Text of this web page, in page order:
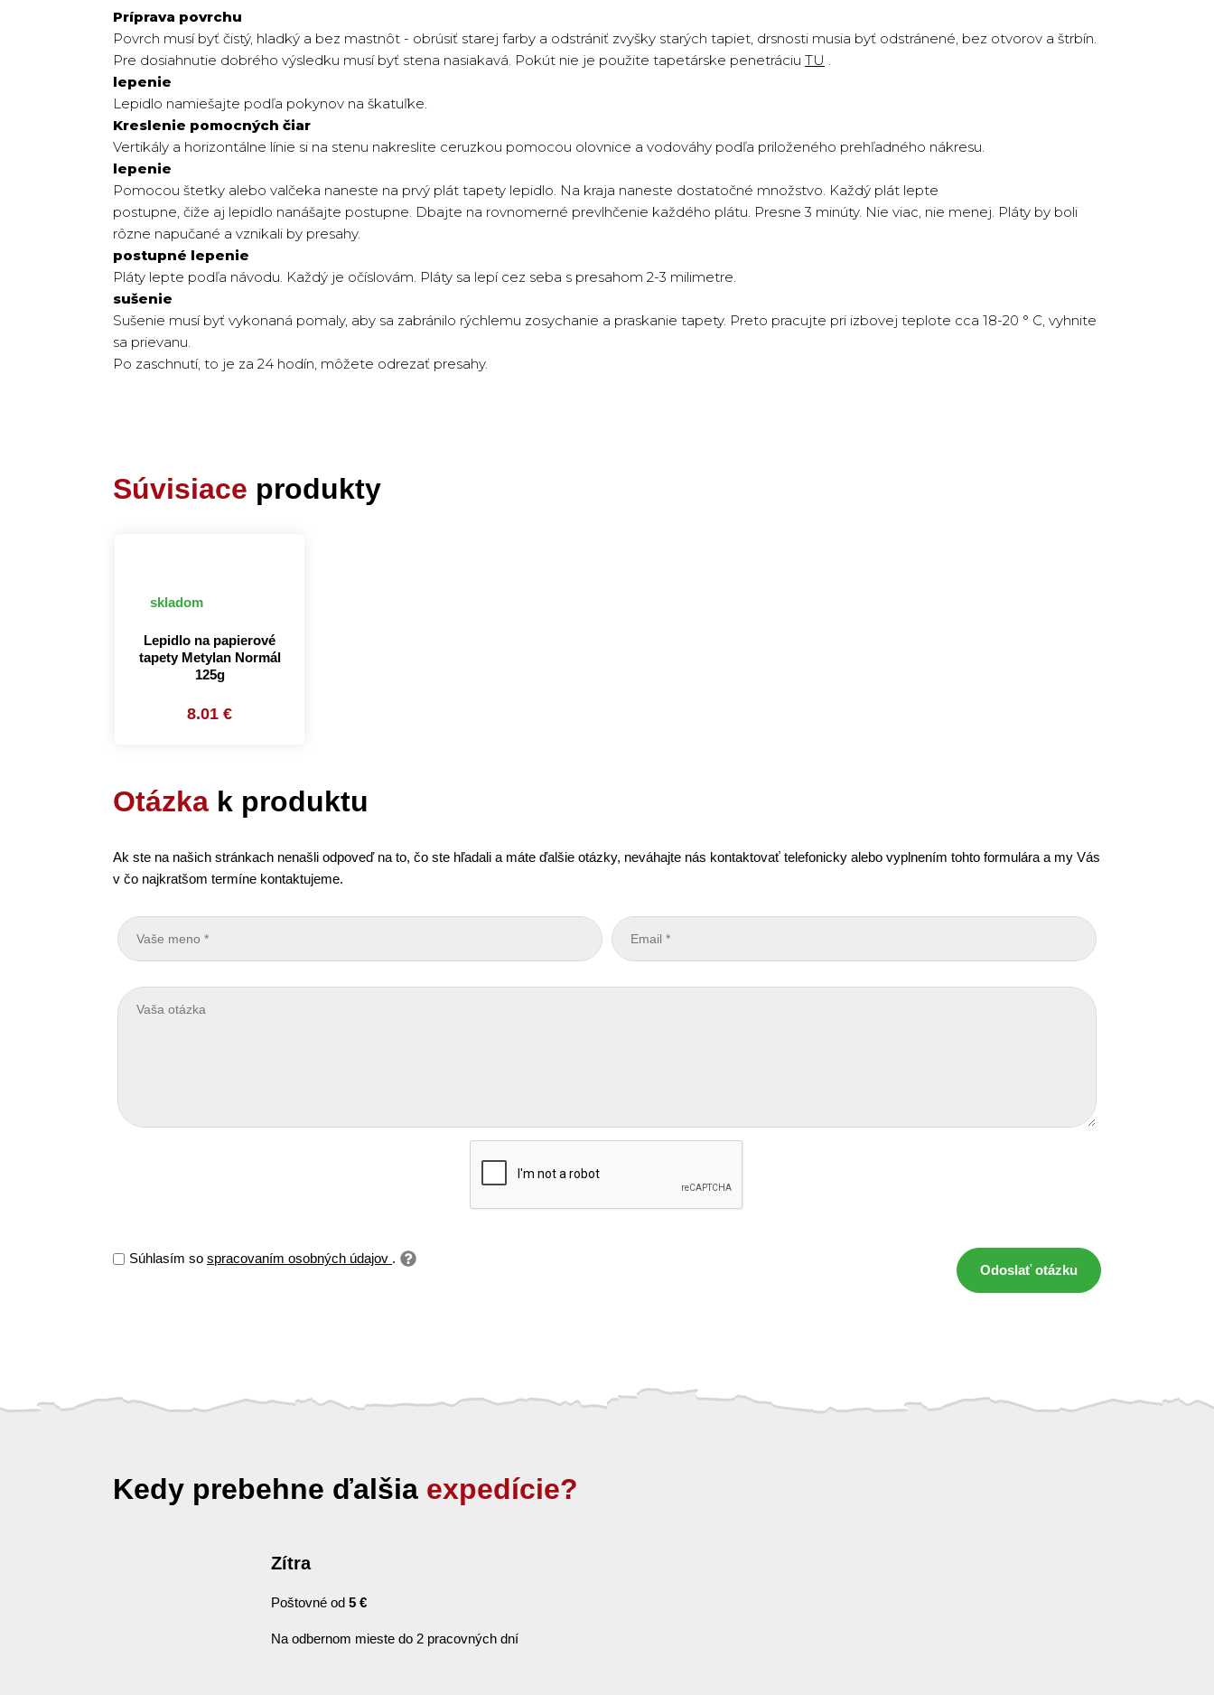
Príprava povrchu
Povrch musí byť čistý, hladký a bez mastnôt - obrúsiť starej farby a odstrániť zvyšky starých tapiet, drsnosti musia byť odstránené, bez otvorov a štrbín.
Pre dosiahnutie dobrého výsledku musí byť stena nasiakavá. Pokút nie je použite tapetárske penetráciu TU .
lepenie
Lepidlo namiešajte podľa pokynov na škatuľke.
Kreslenie pomocných čiar
Vertikály a horizontálne línie si na stenu nakreslite ceruzkou pomocou olovnice a vodováhy podľa priloženého prehľadného nákresu.
lepenie
Pomocou štetky alebo valčeka naneste na prvý plát tapety lepidlo. Na kraja naneste dostatočné množstvo. Každý plát lepte
postupne, čiže aj lepidlo nanášajte postupne. Dbajte na rovnomerné prevlhčenie každého plátu. Presne 3 minúty. Nie viac, nie menej. Pláty by boli
rôzne napučané a vznikali by presahy.
postupné lepenie
Pláty lepte podľa návodu. Každý je očíslovám. Pláty sa lepí cez seba s presahom 2-3 milimetre.
sušenie
Sušenie musí byť vykonaná pomaly, aby sa zabránilo rýchlemu zosychanie a praskanie tapety. Preto pracujte pri izbovej teplote cca 18-20 ° C, vyhnite
sa prievanu.
Po zaschnutí, to je za 24 hodín, môžete odrezať presahy.
Súvisiace produkty
skladom
Lepidlo na papierové
tapety Metylan Normál
125g
8.01 €
Otázka k produktu
Ak ste na našich stránkach nenašli odpoveď na to, čo ste hľadali a máte ďalšie otázky, neváhajte nás kontaktovať telefonicky alebo vyplnením tohto formulára a my Vás
v čo najkratšom termíne kontaktujeme.
Súhlasím so spracovaním osobných údajov .
Odoslať otázku
Kedy prebehne ďalšia expedície?
Zítra
Poštovné od 5 €
Na odbernom mieste do 2 pracovných dní